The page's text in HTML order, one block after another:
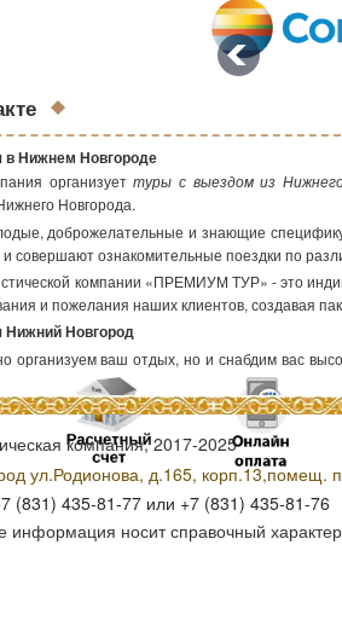
в Нижнем Новгороде
организуеттуры с выездом из
Новгорода.
доброжелательные и знающие специфику
совершают ознакомительные поездки по
компании «ПРЕМИУМ ТУР» - это
и пожелания наших клиентов, создавая
Нижний Новгород
организуем ваш отдых, но и снабдим вас
компания, 2017-2025
ул.Родионова, д.165, корп.13,помещ.
(831) 435-81-77 или +7 (831) 435-81-76
информация носит справочный